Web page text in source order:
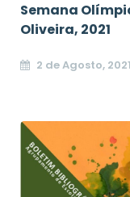
Semana
Oliveira, 2021
2 de Agosto, 2021